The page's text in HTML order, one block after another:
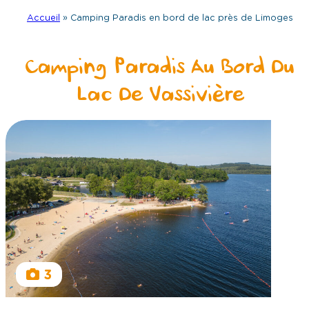
Accueil » Camping Paradis en bord de lac près de Limoges
Camping Paradis Au Bord Du
Lac De Vassivière
3